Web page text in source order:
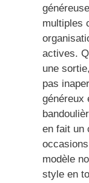
multiples
actives.
une
pas
généreux
en fait un
modèle
style en